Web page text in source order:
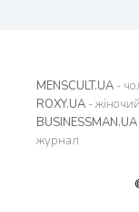
MENSCULT.UA -
ROXY.UA -
BUSINESSMAN.UA
журнал